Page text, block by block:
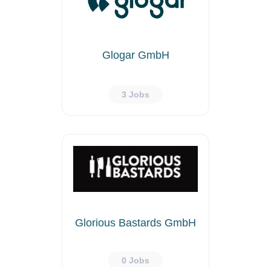
Glogar GmbH
3 Jobs
Glorious Bastards GmbH
0 Jobs